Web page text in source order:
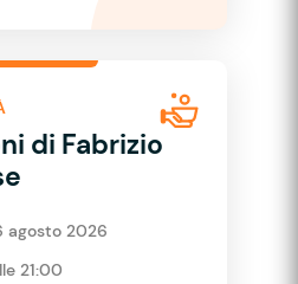
di Fabrizio
agosto 2026
21:00